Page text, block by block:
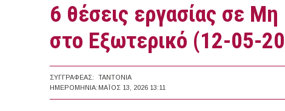
6 θέσεις εργασίας σε
στο Εξωτερικό (12-05-
ΣΥΓΓΡΑΦΈΑΣ:
TANTONIA
ΗΜΕΡΟΜΗΝΊΑ: ΜΆΙΟΣ 13, 2026 13:11